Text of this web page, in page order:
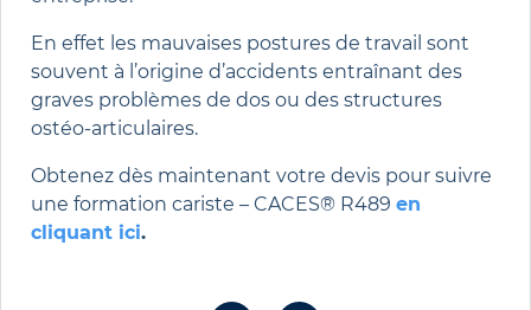
En effet les mauvaises postures de travail sont
souvent à l’origine d’accidents entraînant des
graves problèmes de dos ou des structures
ostéo-articulaires.
Obtenez dès maintenant votre devis pour suivre
une formation cariste – CACES® R489 en
cliquant ici.